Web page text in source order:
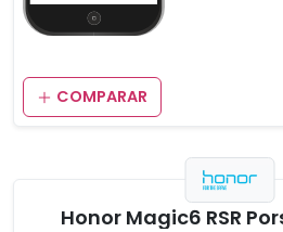
COMPARAR
Honor Magic6 RSR